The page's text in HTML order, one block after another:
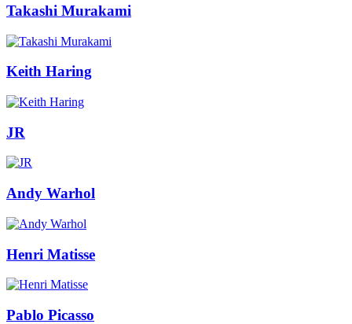
Takashi Murakami
Keith Haring
JR
Andy Warhol
Henri Matisse
Pablo Picasso